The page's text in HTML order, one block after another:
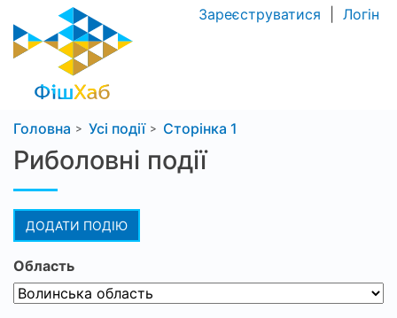
Зареєструватися Логін
Головна Усі події Сторінка 1
Риболовні події
ДОДАТИ ПОДІЮ
Область